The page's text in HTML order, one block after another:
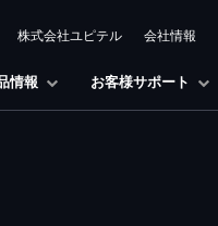
情報 お客様サポート
株式会社ユピテル 会社情報